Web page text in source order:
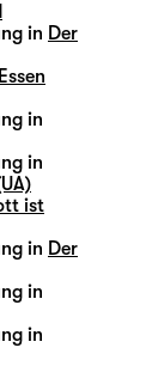
in Der
in
in
ist
in Der
in
in